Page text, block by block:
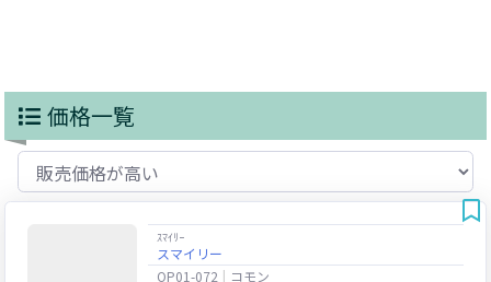
価格一覧
ｽﾏｲﾘｰ
スマイリー
OP01-072
コモン